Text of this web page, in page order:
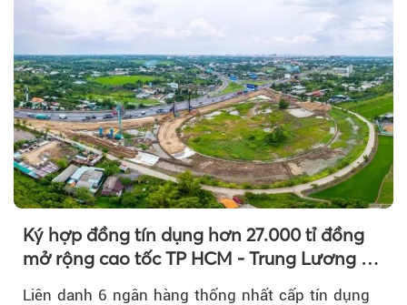
Ký hợp đồng tín dụng hơn 27.000 tỉ đồng
mở rộng cao tốc TP HCM - Trung Lương -
Liên danh 6 ngân hàng thống nhất cấp tín dụng